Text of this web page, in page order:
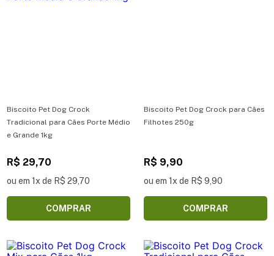
Biscoito Pet Dog Crock
Tradicional para Cães Porte Médio
e Grande 1kg
R$ 29,70
ou em 1x de R$ 29,70
COMPRAR
Biscoito Pet Dog Crock para Cães
Filhotes 250g
R$ 9,90
ou em 1x de R$ 9,90
COMPRAR